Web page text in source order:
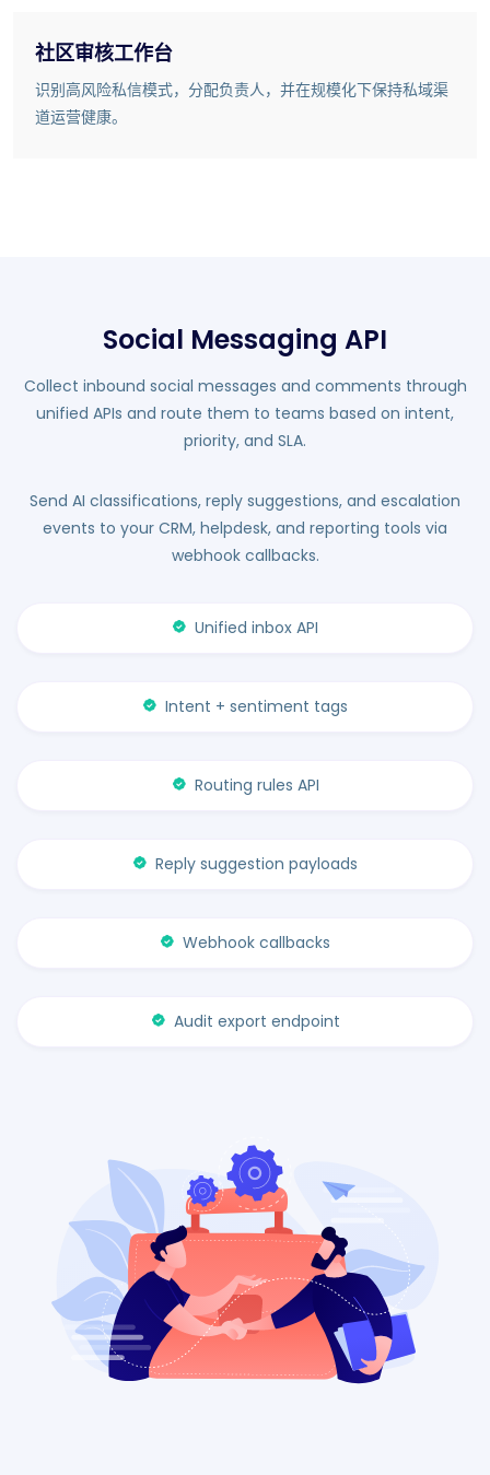
社区审核工作台
识别高风险私信模式，分配负责人，并在规模化下保持私域渠
道运营健康。
Social Messaging API
Collect inbound social messages and comments through
unified APIs and route them to teams based on intent,
priority, and SLA.
Send AI classifications, reply suggestions, and escalation
events to your CRM, helpdesk, and reporting tools via
webhook callbacks.
Unified inbox API
Intent + sentiment tags
Routing rules API
Reply suggestion payloads
Webhook callbacks
Audit export endpoint